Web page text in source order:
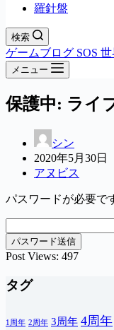
羅針盤
検索
ゲームブログ SOS
メニュー
保護中: ライ
シン
2020年5月30日
アヌビス
パスワードが必要で
Post Views: 497
タグ
1周年 2周年 3周年 4周年